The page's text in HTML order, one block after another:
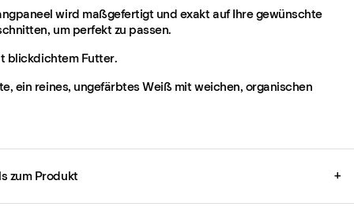
wird maßgefertigt und exakt auf Ihre gewünschte
um perfekt zu passen.
blickdichtem Futter.
ein reines, ungefärbtes Weiß mit weichen, organischen
zum Produkt +